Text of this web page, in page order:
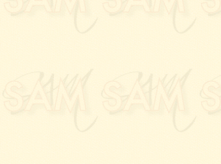
30.01.2024:
J.J DORNE
Marc
12.12.2023:
Maison des
05.12.2023:
accueil du Capitole
01.12.2023: